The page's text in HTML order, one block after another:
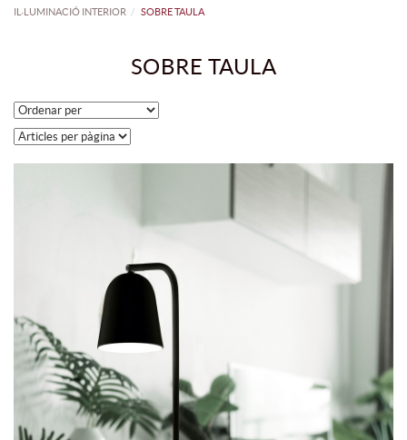
IL·LUMINACIÓ INTERIOR SOBRE TAULA
SOBRE TAULA